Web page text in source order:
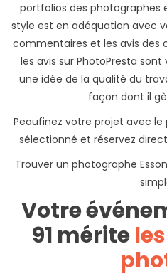
portfolios des photographes
style est en adéquation avec
commentaires et les avis des
les avis sur PhotoPresta
une idée de la qualité du
façon dont il
Peaufinez votre projet avec
sélectionné et réservez
Trouver un photographe
Votre
91 mérite